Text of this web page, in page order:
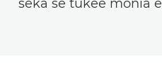
sekä se tukee monia